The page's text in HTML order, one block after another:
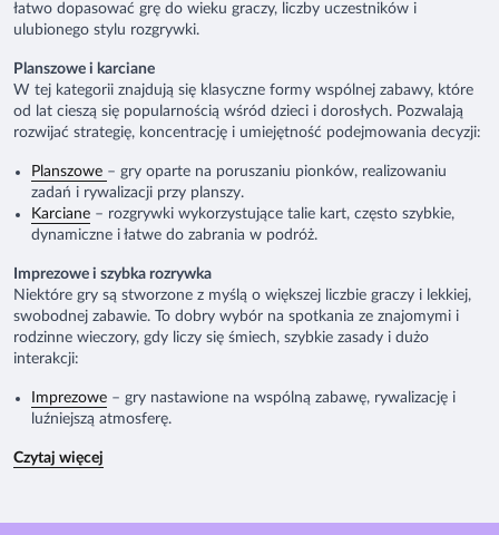
łatwo dopasować grę do wieku graczy, liczby uczestników i
ulubionego stylu rozgrywki.
Planszowe i karciane
W tej kategorii znajdują się klasyczne formy wspólnej zabawy, które
od lat cieszą się popularnością wśród dzieci i dorosłych. Pozwalają
rozwijać strategię, koncentrację i umiejętność podejmowania decyzji:
Planszowe – gry oparte na poruszaniu pionków, realizowaniu
zadań i rywalizacji przy planszy.
Karciane – rozgrywki wykorzystujące talie kart, często szybkie,
dynamiczne i łatwe do zabrania w podróż.
Imprezowe i szybka rozrywka
Niektóre gry są stworzone z myślą o większej liczbie graczy i lekkiej,
swobodnej zabawie. To dobry wybór na spotkania ze znajomymi i
rodzinne wieczory, gdy liczy się śmiech, szybkie zasady i dużo
interakcji:
Imprezowe – gry nastawione na wspólną zabawę, rywalizację i
luźniejszą atmosferę.
Czytaj więcej